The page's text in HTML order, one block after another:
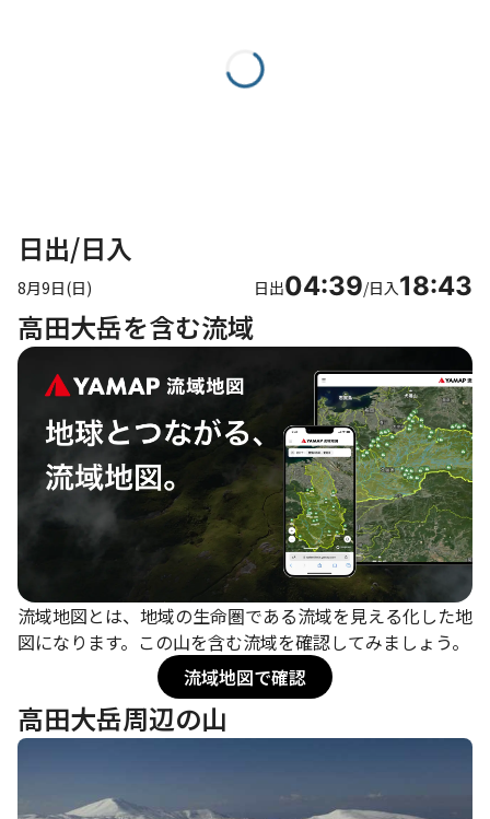
日出/日入
8月9日(日) 日出04:39/日入18:43
高田大岳を含む流域
流域地図とは、地域の生命圏である流域を見える化した地
図になります。この山を含む流域を確認してみましょう。
流域地図で確認
高田大岳周辺の山